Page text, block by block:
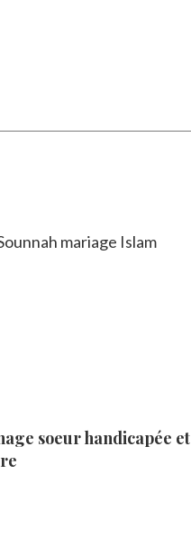
soeur handicapée et